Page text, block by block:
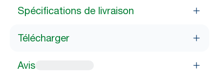
Spécifications de livraison
Télécharger
Avis